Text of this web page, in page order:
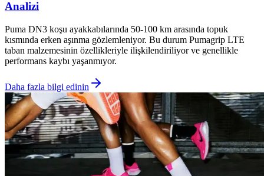
Analizi
Puma DN3 koşu ayakkabılarında 50-100 km arasında topuk
kısmında erken aşınma gözlemleniyor. Bu durum Pumagrip LTE
taban malzemesinin özellikleriyle ilişkilendiriliyor ve genellikle
performans kaybı yaşanmıyor.
Daha fazla bilgi edinin